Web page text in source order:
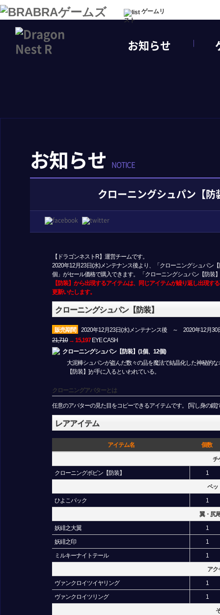
ゲームリ
スト
お知らせ
お知らせ NOTICE
クローニングシュパン【
【ドラゴンネストR】運営チームです。
2020年12月23日(水)メンテナンス後より、「クローニングシュパン
個」がセール価格で購入できます。 「クローニングシュパン【防装
【防装】から出現するアイテムは、同じアイテムが繰り返し出現
更新いたします。
クローニングシュパン【防装】
販売期間
2020年12月23日(水)メンテナンス後 ～ 2020年12月30
21,710 → 15,197EYE CASH
クローニングシュパン【防装】(1個、12個)
大泥棒シュパンが盗んだ数々の品を魔法で結晶化した神秘的
【防装】]が手に入るといわれている。
クローニングアバターとは
任意のアバターの見た目をコピーできるアイテムです。 [写し身の
レアアイテム
アイテム名 個数
チ
クローニングボビン【防装】
1
ペッ
ひよこパック
1
翼・尻
妖緋之大翼
1
妖緋之印
1
ミルキーナイトテール
1
アク
ヴァンクロイツイヤリング
1
ヴァンクロイツリング
1